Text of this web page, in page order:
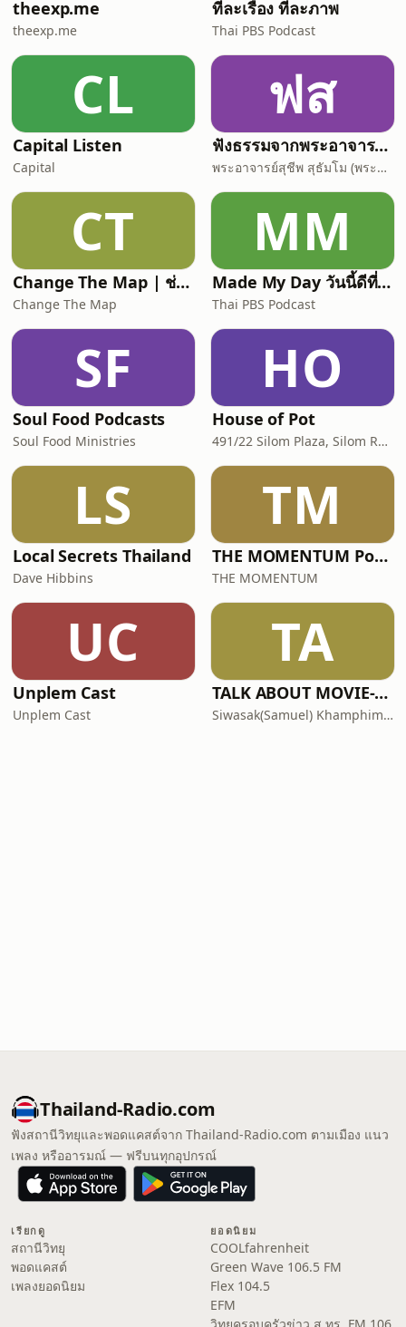
theexp.me
theexp.me
ทีละเรื่อง ทีละภาพ
Thai PBS Podcast
CL
Capital Listen
Capital
ฟส
ฟังธรรมจากพระอาจารย์สุชีพ สุธมฺโม (พระกิตติ
พระอาจารย์สุชีพ สุธัมโม (พระกิตติวิมลเมธี)
CT
Change The Map | ช่วงอธิษฐาน | ภาษาไทย
Change The Map
MM
Made My Day วันนี้ดีที่สุด
Thai PBS Podcast
SF
Soul Food Podcasts
Soul Food Ministries
HO
House of Pot
491/22 Silom Plaza, Silom Rd, Silom, Bang Rak, Bangkok, Thailand, 10500
LS
Local Secrets Thailand
Dave Hibbins
TM
THE MOMENTUM Podcast
THE MOMENTUM
UC
Unplem Cast
Unplem Cast
TA
TALK ABOUT MOVIE-RADIO(Podcast) Official Thailand(เสียงไทย)
Siwasak(Samuel) Khamphiman
Thailand-Radio.com
ฟังสถานีวิทยุและพอดแคสต์จาก Thailand-Radio.com ตามเมือง แนว
เพลง หรืออารมณ์ — ฟรีบนทุกอุปกรณ์
เรียกดู
สถานีวิทยุ
พอดแคสต์
เพลงยอดนิยม
ยอดนิยม
COOLfahrenheit
Green Wave 106.5 FM
Flex 104.5
EFM